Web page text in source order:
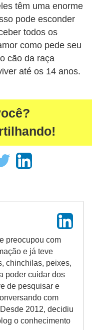
têm uma enorme
pode esconder
todos os
como pede seu
cão da raça
até os 14 anos.
preocupou com
e já teve
chinchilas, peixes,
poder cuidar dos
de pesquisar e
com
2012, decidiu
o conhecimento